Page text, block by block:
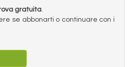
gratuita.
se abbonarti o continuare con i